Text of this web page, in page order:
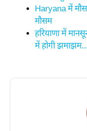
Haryana में
मौसम
हरियाणा में
में होगी